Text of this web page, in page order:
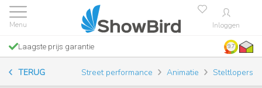
Inloggen
Laagste prijs garantie 9.7
TERUG Street performance Animatie Steltlopers